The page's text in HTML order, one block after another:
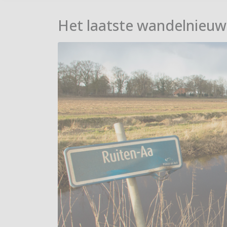
Het laatste